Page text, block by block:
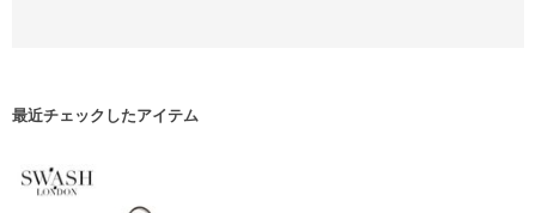
最近チェックしたアイテム